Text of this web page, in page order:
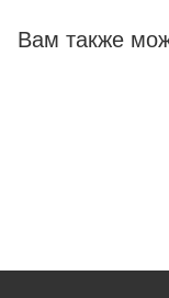
ассортимент,
Блюдо для подачи
Вам также